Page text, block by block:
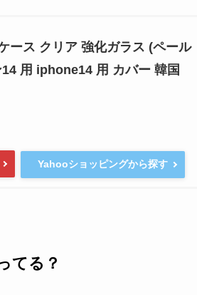
ス クリア 強化ガラス (ペール
用 iphone14 用 カバー 韓国
Yahooショッピングから探す
てる？